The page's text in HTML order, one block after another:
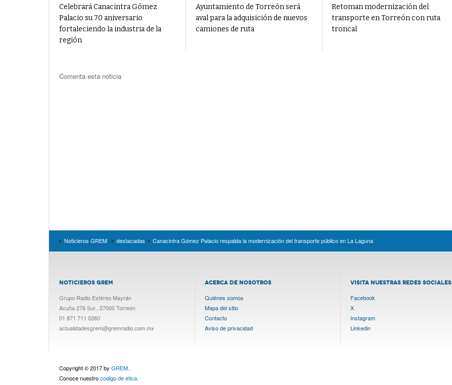
Celebrará Canacintra Gómez
Palacio su 70 aniversario
fortaleciendo la industria de la
región
Ayuntamiento de Torreón será
aval para la adquisición de nuevos
camiones de ruta
Retoman modernización del
transporte en Torreón con ruta
troncal
Comenta esta noticia
Noticieros GREM destacadas Canacintra Gómez Palacio respalda la modernización del transporte público en La Laguna
NOTICIEROS GREM
Grupo Radio Estéreo Mayrán
Acuña 276 Sur., 27000 Torreón
01 871 711 0260
actualidadesgrem@gremradio.com.mx
ACERCA DE NOSOTROS
Quiénes somos
Mapa del sitio
Contacto
Aviso de privacidad
VISITA NUESTRAS REDES SOCIALES
Facebook
X
Instagram
Linkedin
Copyright © 2017 by GREM..
Conoce nuestrocodigo de etica.